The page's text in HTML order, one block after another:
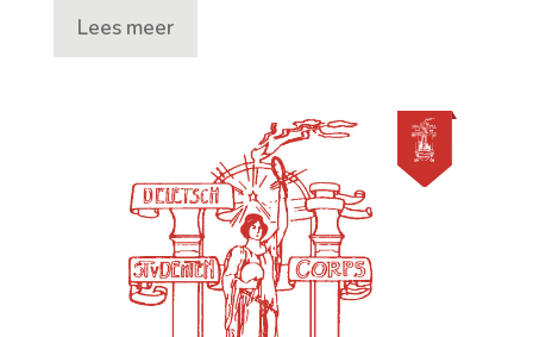
Lees meer